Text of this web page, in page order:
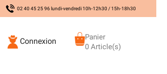
02 40 45 25 96 lundi-vendredi 10h-12h30 / 15h-18h30
Connexion
Panier
0 Article(s)